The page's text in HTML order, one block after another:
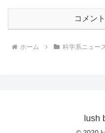
コメン
ホーム 科学系ニュー
lush